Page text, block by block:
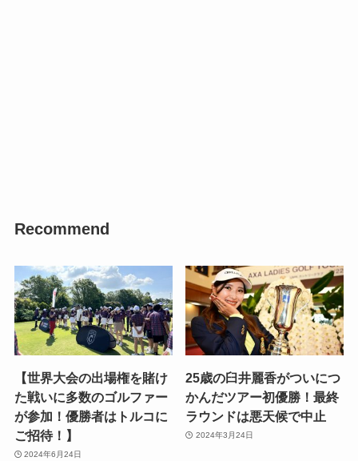
Recommend
【世界大会の出場権を賭け
た戦いに多数のゴルファー
が参加！優勝者はトルコに
ご招待！】
2024年6月24日
25歳の臼井麗香がついにつ
かんだツアー初優勝！最終
ラウンドは悪天候で中止
2024年3月24日